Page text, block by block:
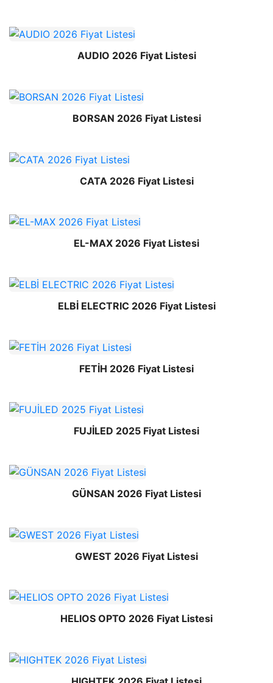
AUDIO 2026 Fiyat Listesi
BORSAN 2026 Fiyat Listesi
CATA 2026 Fiyat Listesi
EL-MAX 2026 Fiyat Listesi
ELBİ ELECTRIC 2026 Fiyat Listesi
FETİH 2026 Fiyat Listesi
FUJİLED 2025 Fiyat Listesi
GÜNSAN 2026 Fiyat Listesi
GWEST 2026 Fiyat Listesi
HELIOS OPTO 2026 Fiyat Listesi